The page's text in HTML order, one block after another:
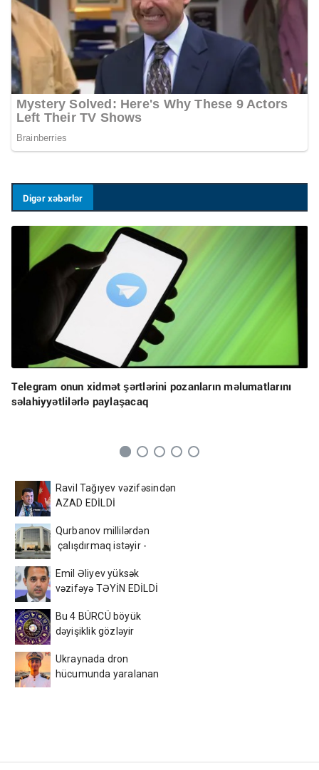
Digər xəbərlər
Telegram onun xidmət şərtlərini pozanların məlumatlarını
səlahiyyətlilərlə paylaşacaq
Ravil Tağıyev vəzifəsindən
AZAD EDİLDİ
Qurbanov millilərdən
çalışdırmaq istəyir -
Emil Əliyev yüksək
vəzifəyə TƏYİN EDİLDİ
Bu 4 BÜRCÜ böyük
dəyişiklik gözləyir
Ukraynada dron
hücumunda yaralanan